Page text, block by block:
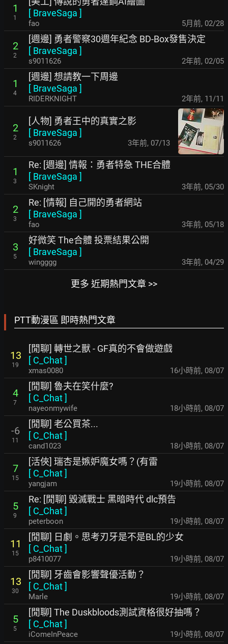
1
1
[ BraveSaga ]
fao 5月前, 02/28
2
2
[週邊] 勇者警察30週年紀念 BD-Box發售決定
[ BraveSaga ]
s9011626 2年前, 02/05
1
4
[週邊] 想請教一下周邊
[ BraveSaga ]
RIDERKNIGHT 2年前, 11/11
2
2
[人物] 勇者王中的真實之影
[ BraveSaga ]
s9011626 3年前, 07/13
1
3
Re: [週邊] 情報：勇者特急 THE合體
[ BraveSaga ]
SKnight 3年前, 05/30
2
3
Re: [情報] 自己開的勇者網站
[ BraveSaga ]
fao 3年前, 05/18
3
5
好微笑 The合體 投票結果公開
[ BraveSaga ]
wingggg 3年前, 04/29
更多 近期熱門文章 >>
PTT動漫區 即時熱門文章
13
19
[閒聊] 轉世之獸 - GF真的不會做遊戲
[ C_Chat]
xmas0080 16小時前, 08/07
4
7
[閒聊] 魯夫在笑什麼?
[ C_Chat]
nayeonmywife 18小時前, 08/07
-6
11
[閒聊] 老公買茶...
[ C_Chat]
cand1023 18小時前, 08/07
7
15
[活俠] 瑞杏是嫉妒魔女嗎？(有雷
[ C_Chat]
yangjam 19小時前, 08/07
5
9
Re: [閒聊] 毀滅戰士 黑暗時代 dlc預告
[ C_Chat]
peterboon 19小時前, 08/07
11
15
[閒聊] 日劇。思考刃牙是不是BL的少女
[ C_Chat]
p8410077 19小時前, 08/07
13
30
[閒聊] 牙齒會影響聲優活動？
[ C_Chat]
Marle 19小時前, 08/07
5
5
[閒聊] The Duskbloods測試資格很好抽嗎？
[ C_Chat]
iComeInPeace 19小時前, 08/07